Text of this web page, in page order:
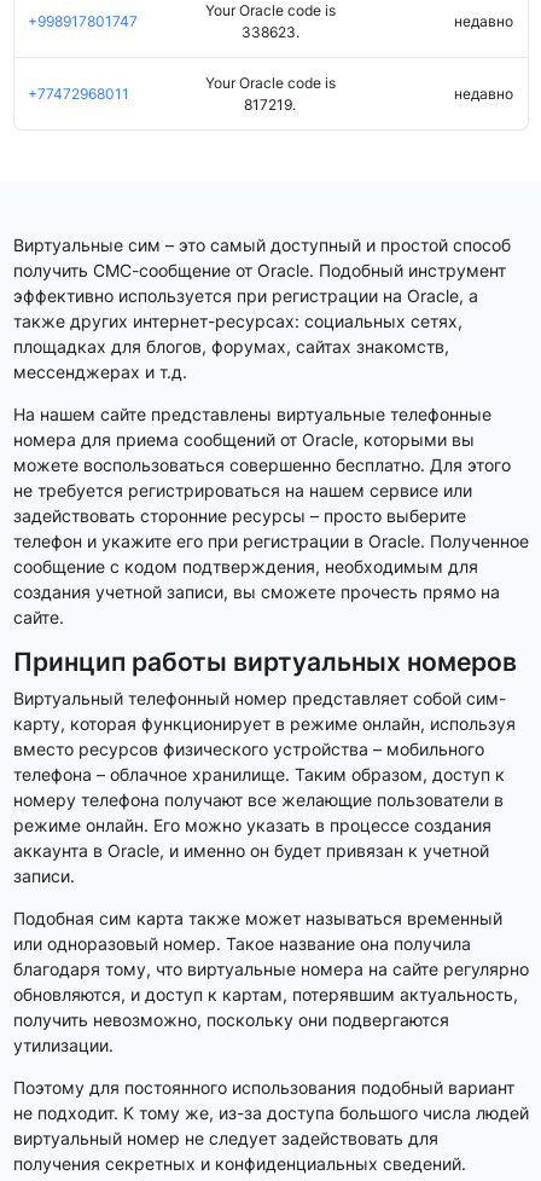
+998917801747
Your Oracle code is
338623.
недавно
+77472968011
Your Oracle code is
817219.
недавно
Виртуальные сим – это самый доступный и простой способ
получить СМС-сообщение от Oracle. Подобный инструмент
эффективно используется при регистрации на Oracle, а
также других интернет-ресурсах: социальных сетях,
площадках для блогов, форумах, сайтах знакомств,
мессенджерах и т.д.
На нашем сайте представлены виртуальные телефонные
номера для приема сообщений от Oracle, которыми вы
можете воспользоваться совершенно бесплатно. Для этого
не требуется регистрироваться на нашем сервисе или
задействовать сторонние ресурсы – просто выберите
телефон и укажите его при регистрации в Oracle. Полученное
сообщение с кодом подтверждения, необходимым для
создания учетной записи, вы сможете прочесть прямо на
сайте.
Принцип работы виртуальных номеров
Виртуальный телефонный номер представляет собой сим-
карту, которая функционирует в режиме онлайн, используя
вместо ресурсов физического устройства – мобильного
телефона – облачное хранилище. Таким образом, доступ к
номеру телефона получают все желающие пользователи в
режиме онлайн. Его можно указать в процессе создания
аккаунта в Oracle, и именно он будет привязан к учетной
записи.
Подобная сим карта также может называться временный
или одноразовый номер. Такое название она получила
благодаря тому, что виртуальные номера на сайте регулярно
обновляются, и доступ к картам, потерявшим актуальность,
получить невозможно, поскольку они подвергаются
утилизации.
Поэтому для постоянного использования подобный вариант
не подходит. К тому же, из-за доступа большого числа людей
виртуальный номер не следует задействовать для
получения секретных и конфиденциальных сведений.